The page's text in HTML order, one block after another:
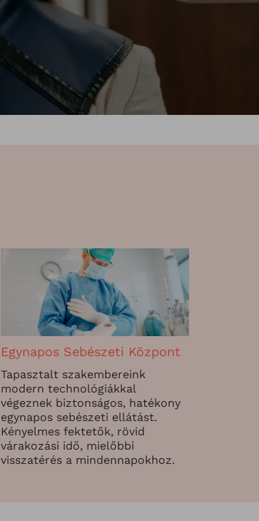
Egynapos Sebészeti Központ
Tapasztalt szakembereink
modern technológiákkal
végeznek biztonságos, hatékony
egynapos sebészeti ellátást.
Kényelmes fektetők, rövid
várakozási idő, mielőbbi
visszatérés a mindennapokhoz.